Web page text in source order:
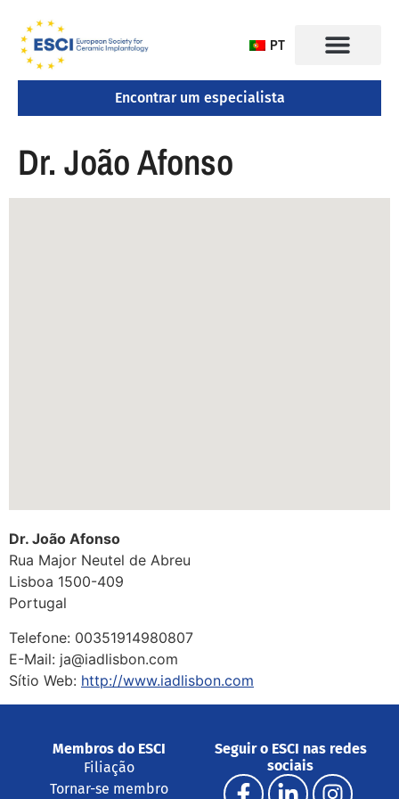
PT
Encontrar um especialista
Dr. João Afonso
Dr. João Afonso
Rua Major Neutel de Abreu
Lisboa 1500-409
Portugal
Telefone: 00351914980807
E-Mail: ja@iadlisbon.com
Sítio Web: http://www.iadlisbon.com
Membros do ESCI
Filiação
Tornar-se membro
Seguir o ESCI nas redes
sociais